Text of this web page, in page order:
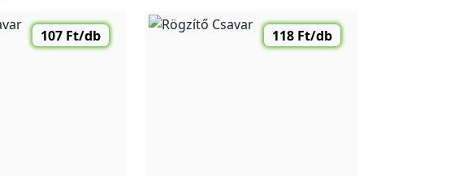
107 Ft/db 118 Ft/db